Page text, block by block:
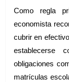
Como regla
economista
cubrir en
establecerse
obligaciones
matrículas